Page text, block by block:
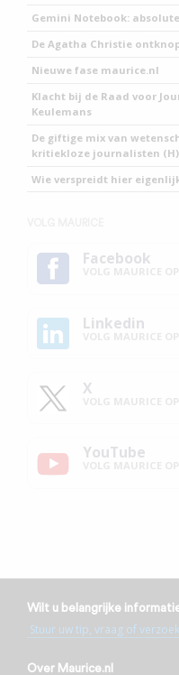
Gemini Notebook:
De Agatha Christie
Nieuwe fase maurice.nl
Klacht bij de Raad voor
Keulemans
De giftige mix van
kritiekloze journalisten (H)
Wie verspreidt hier
Facebook
Linkedin
X
YouTube
Wilt u belangrijke
Stuur uw tip, vraag of
Over Maurice.nl